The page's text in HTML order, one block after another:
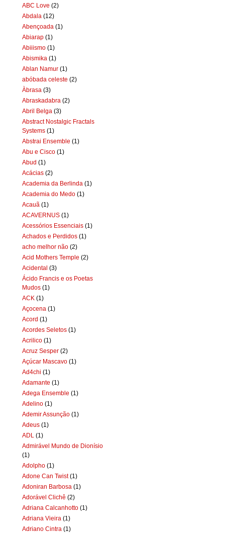
ABC Love (2)
Abdala (12)
Abençoada (1)
Abiarap (1)
Abiiismo (1)
Abismika (1)
Ablan Namur (1)
abóbada celeste (2)
Àbrasa (3)
Abraskadabra (2)
Abril Belga (3)
Abstract Nostalgic Fractals
Systems (1)
Abstrai Ensemble (1)
Abu e Cisco (1)
Abud (1)
Acácias (2)
Academia da Berlinda (1)
Academia do Medo (1)
Acauã (1)
ACAVERNUS (1)
Acessórios Essenciais (1)
Achados e Perdidos (1)
acho melhor não (2)
Acid Mothers Temple (2)
Acidental (3)
Ácido Francis e os Poetas
Mudos (1)
ACK (1)
Açocena (1)
Acord (1)
Acordes Seletos (1)
Acrilico (1)
Acruz Sesper (2)
Açúcar Mascavo (1)
Ad4chi (1)
Adamante (1)
Adega Ensemble (1)
Adelino (1)
Ademir Assunção (1)
Adeus (1)
ADL (1)
Admirável Mundo de Dionísio
(1)
Adolpho (1)
Adone Can Twist (1)
Adoniran Barbosa (1)
Adorável Clichê (2)
Adriana Calcanhotto (1)
Adriana Vieira (1)
Adriano Cintra (1)